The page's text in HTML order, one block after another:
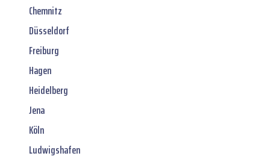
Chemnitz
Düsseldorf
Freiburg
Hagen
Heidelberg
Jena
Köln
Ludwigshafen